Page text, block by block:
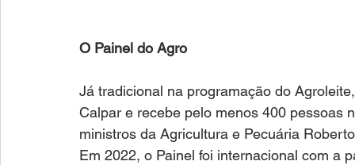
O Painel do Agro
Já tradicional na programação do
Calpar e recebe pelo menos 400 pessoas
ministros da Agricultura e Pecuária
Em 2022, o Painel foi internacional com a